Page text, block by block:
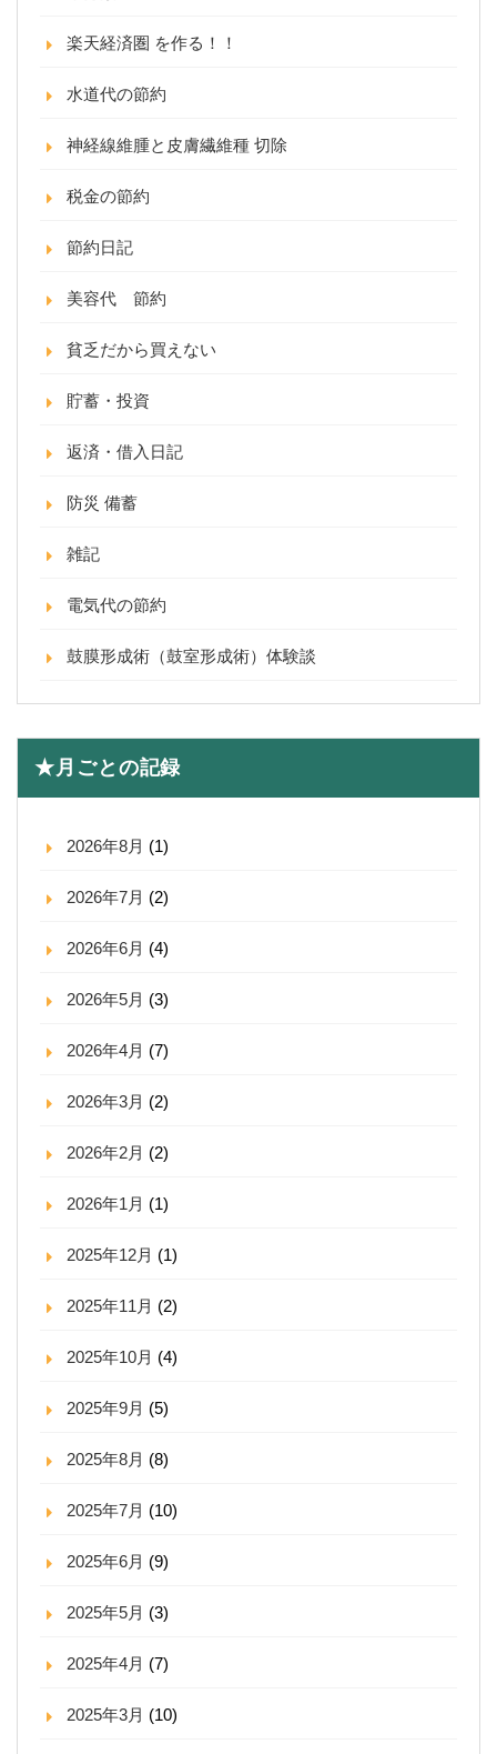
楽天経済圏 を作る！！
水道代の節約
神経線維腫と皮膚繊維種 切除
税金の節約
節約日記
美容代 節約
貧乏だから買えない
貯蓄・投資
返済・借入日記
防災 備蓄
雑記
電気代の節約
鼓膜形成術（鼓室形成術）体験談
★月ごとの記録
2026年8月 (1)
2026年7月 (2)
2026年6月 (4)
2026年5月 (3)
2026年4月 (7)
2026年3月 (2)
2026年2月 (2)
2026年1月 (1)
2025年12月 (1)
2025年11月 (2)
2025年10月 (4)
2025年9月 (5)
2025年8月 (8)
2025年7月 (10)
2025年6月 (9)
2025年5月 (3)
2025年4月 (7)
2025年3月 (10)